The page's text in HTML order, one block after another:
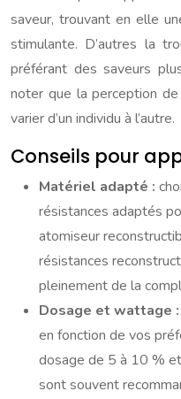
saveur, trouvant en elle
stimulante. D’autres la
préférant des saveurs
noter que la perception
varier d’un individu à l’autre.
Conseils pour
Matériel adapté :
résistances adaptés
atomiseur
résistances
pleinement de la
Dosage et wattage :
en fonction de vos
dosage de 5 à 10 %
sont souvent